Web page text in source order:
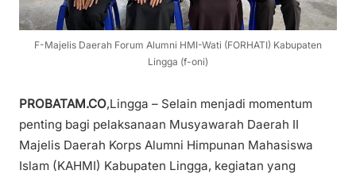
F-Majelis Daerah Forum Alumni HMI-Wati (FORHATI) Kabupaten
Lingga (f-oni)
PROBATAM.CO,Lingga – Selain menjadi momentum
penting bagi pelaksanaan Musyawarah Daerah II
Majelis Daerah Korps Alumni Himpunan Mahasiswa
Islam (KAHMI) Kabupaten Lingga, kegiatan yang